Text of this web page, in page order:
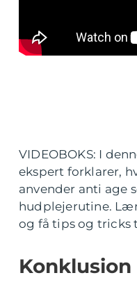
VIDEOBOKS: I
ekspert forklarer,
anvender anti age
hudplejerutine.
og få tips og tricks
Konklusion